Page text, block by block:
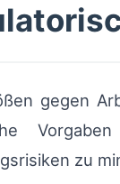
gegen
zu